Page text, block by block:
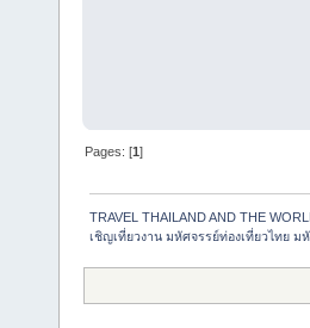
Pages: [1]
TRAVEL THAILAND AND THE
เชิญเที่ยวงาน มหัศจรรย์ท่องเที่ยวไทย ม